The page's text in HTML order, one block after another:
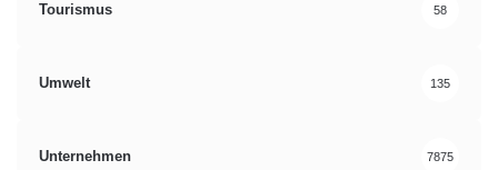
Tourismus 58
Umwelt 135
Unternehmen 7875